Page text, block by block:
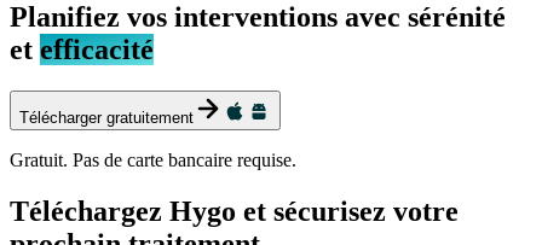
Planifiez vos interventions avec sérénité
et efficacité
Télécharger gratuitement
Gratuit. Pas de carte bancaire requise.
Téléchargez Hygo et sécurisez votre